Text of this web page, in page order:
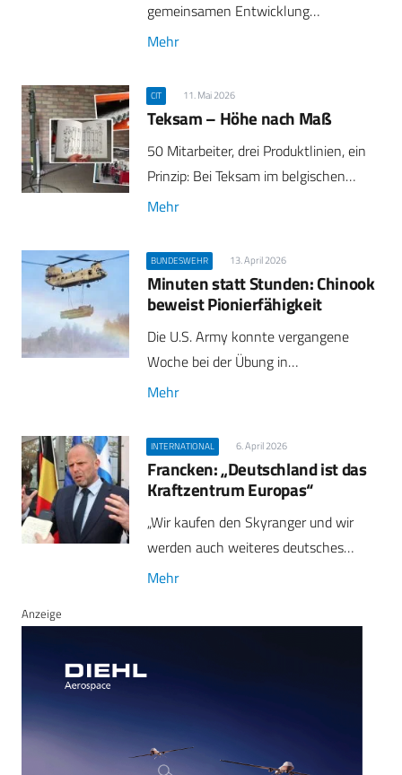
gemeinsamen Entwicklung…
Mehr
CIT 11. Mai 2026
Teksam – Höhe nach Maß
50 Mitarbeiter, drei Produktlinien, ein
Prinzip: Bei Teksam im belgischen…
Mehr
BUNDESWEHR 13. April 2026
Minuten statt Stunden: Chinook
beweist Pionierfähigkeit
Die U.S. Army konnte vergangene
Woche bei der Übung in…
Mehr
INTERNATIONAL 6. April 2026
Francken: „Deutschland ist das
Kraftzentrum Europas“
„Wir kaufen den Skyranger und wir
werden auch weiteres deutsches…
Mehr
Anzeige